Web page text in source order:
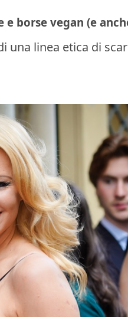
borse vegan (e
una linea etica di